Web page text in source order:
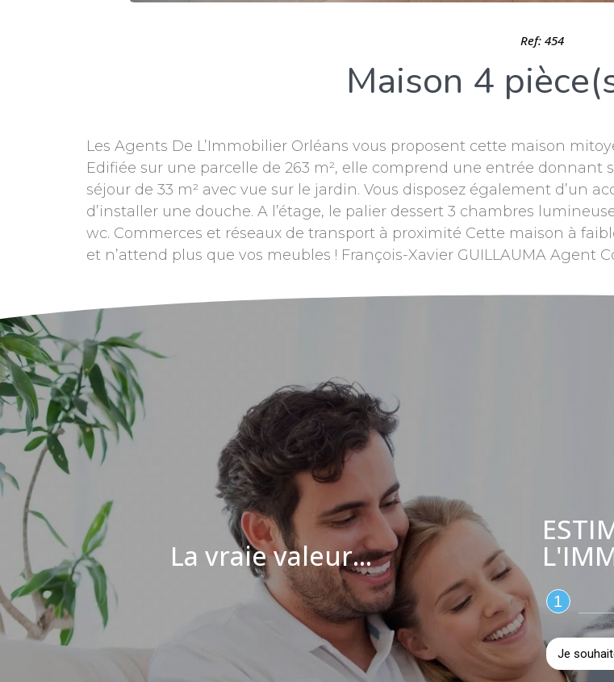
Ref: 454
Maison 4
Les Agents De L’Immobilier Orléans vous proposent cette maison
Edifiée sur une parcelle de 263 m², elle comprend une entrée
séjour de 33 m² avec vue sur le jardin. Vous disposez également d’un
d’installer une douche. A l’étage, le palier dessert 3 chambres
wc. Commerces et réseaux de transport à proximité Cette maison à
et n’attend plus que vos meubles ! François-Xavier GUILLAUMA Agent
La vraie valeur...
1